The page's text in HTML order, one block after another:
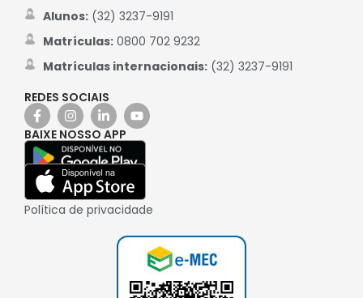
Alunos:(32) 3237-9191
Matrículas:0800 702 9232
Matrículas internacionais:(32) 3237-9191
REDES SOCIAIS
BAIXE NOSSO APP
Política de privacidade